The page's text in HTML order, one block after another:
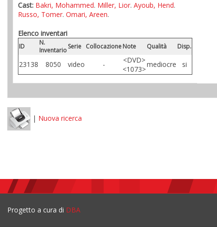
Cast: Bakri, Mohammed. Miller, Lior. Ayoub, Hend.
Russo, Tomer. Omari, Areen.
Elenco inventari
ID
N.
InventarioSerie CollocazioneNote Qualità Disp.
23138 8050 video -
<DVD>
<1073>
mediocre si
| Nuova ricerca
Progetto a cura di DBA